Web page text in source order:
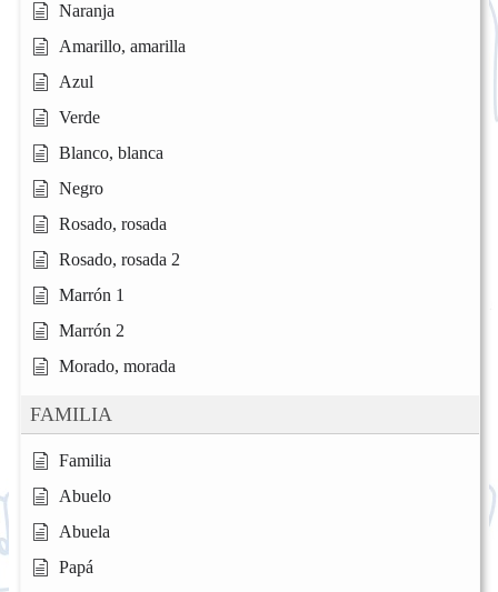
Naranja
Amarillo, amarilla
Azul
Verde
Blanco, blanca
Negro
Rosado, rosada
Rosado, rosada 2
Marrón 1
Marrón 2
Morado, morada
FAMILIA
Familia
Abuelo
Abuela
Papá